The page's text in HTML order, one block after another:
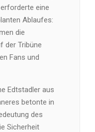
eine
Ablaufes:
die
der Tribüne
Fans und
Edtstadler aus
betonte in
des
Sicherheit